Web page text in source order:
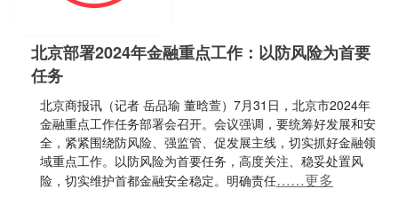
北京部署2024年金融重点工作：以防风险为首要
任务
北京商报讯（记者 岳品瑜 董晗萱）7月31日，北京市2024年
金融重点工作任务部署会召开。会议强调，要统筹好发展和安
全，紧紧围绕防风险、强监管、促发展主线，切实抓好金融领
域重点工作。以防风险为首要任务，高度关注、稳妥处置风
险，切实维护首都金融安全稳定。明确责任……更多